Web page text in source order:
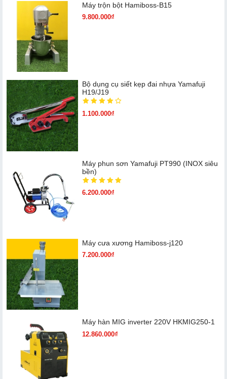
Máy trộn bột Hamiboss-B15
9.800.000₫
Bộ dụng cụ siết kẹp đai nhựa Yamafuji
H19/J19
1.100.000₫
Máy phun sơn Yamafuji PT990 (INOX siêu
bền)
6.200.000₫
Máy cưa xương Hamiboss-j120
7.200.000₫
Máy hàn MIG inverter 220V HKMIG250-1
12.860.000₫